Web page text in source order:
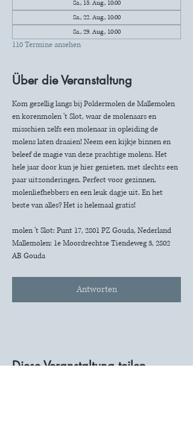
Sa., 15. Aug., 10:00
Sa., 22. Aug., 10:00
Sa., 29. Aug., 10:00
110 Termine ansehen
Über die Veranstaltung
Kom gezellig langs bij Poldermolen de Mallemolen
en korenmolen 't Slot, waar de molenaars en
misschien zelfs een molenaar in opleiding de
molens laten draaien! Neem een kijkje binnen en
beleef de magie van deze prachtige molens. Het
hele jaar door kun je hier genieten, met slechts een
paar uitzonderingen. Perfect voor gezinnen,
molenliefhebbers en een leuk dagje uit. En het
beste van alles? Het is helemaal gratis!
molen 't Slot: Punt 17, 2801 PZ Gouda, Nederland
Mallemolen: 1e Moordrechtse Tiendeweg 3, 2802
AB Gouda
Antworten
Diese Veranstaltung teilen